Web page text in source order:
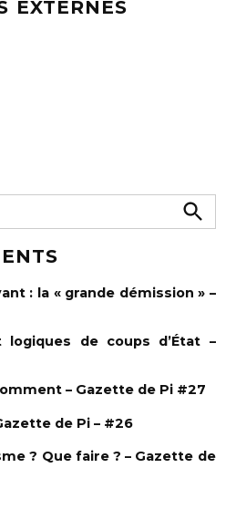
EXTERNES
R
r
c
r
: la « grande démission » –
de coups d’État –
– Gazette de Pi #27
de Pi – #26
? Que faire ? – Gazette de